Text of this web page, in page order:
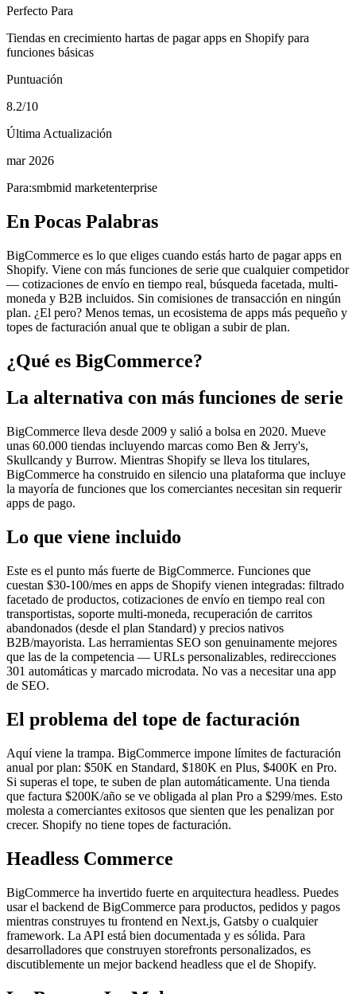
Perfecto Para
Tiendas en crecimiento hartas de pagar apps en Shopify para
funciones básicas
Puntuación
8.2/10
Última Actualización
mar 2026
Para:smbmid marketenterprise
En Pocas Palabras
BigCommerce es lo que eliges cuando estás harto de pagar apps en
Shopify. Viene con más funciones de serie que cualquier competidor
— cotizaciones de envío en tiempo real, búsqueda facetada, multi-
moneda y B2B incluidos. Sin comisiones de transacción en ningún
plan. ¿El pero? Menos temas, un ecosistema de apps más pequeño y
topes de facturación anual que te obligan a subir de plan.
¿Qué es BigCommerce?
La alternativa con más funciones de serie
BigCommerce lleva desde 2009 y salió a bolsa en 2020. Mueve
unas 60.000 tiendas incluyendo marcas como Ben & Jerry's,
Skullcandy y Burrow. Mientras Shopify se lleva los titulares,
BigCommerce ha construido en silencio una plataforma que incluye
la mayoría de funciones que los comerciantes necesitan sin requerir
apps de pago.
Lo que viene incluido
Este es el punto más fuerte de BigCommerce. Funciones que
cuestan $30-100/mes en apps de Shopify vienen integradas: filtrado
facetado de productos, cotizaciones de envío en tiempo real con
transportistas, soporte multi-moneda, recuperación de carritos
abandonados (desde el plan Standard) y precios nativos
B2B/mayorista. Las herramientas SEO son genuinamente mejores
que las de la competencia — URLs personalizables, redirecciones
301 automáticas y marcado microdata. No vas a necesitar una app
de SEO.
El problema del tope de facturación
Aquí viene la trampa. BigCommerce impone límites de facturación
anual por plan: $50K en Standard, $180K en Plus, $400K en Pro.
Si superas el tope, te suben de plan automáticamente. Una tienda
que factura $200K/año se ve obligada al plan Pro a $299/mes. Esto
molesta a comerciantes exitosos que sienten que les penalizan por
crecer. Shopify no tiene topes de facturación.
Headless Commerce
BigCommerce ha invertido fuerte en arquitectura headless. Puedes
usar el backend de BigCommerce para productos, pedidos y pagos
mientras construyes tu frontend en Next.js, Gatsby o cualquier
framework. La API está bien documentada y es sólida. Para
desarrolladores que construyen storefronts personalizados, es
discutiblemente un mejor backend headless que el de Shopify.